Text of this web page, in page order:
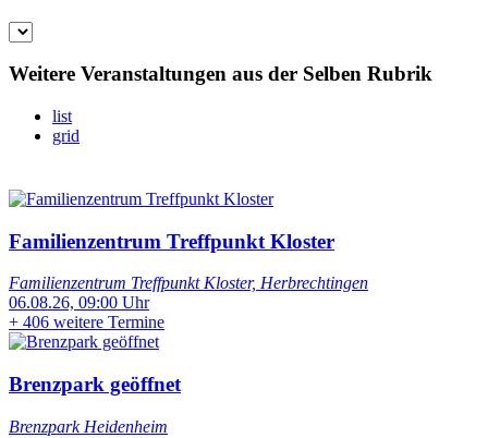
Weitere Veranstaltungen aus der Selben Rubrik
list
grid
Familienzentrum Treffpunkt Kloster
Familienzentrum Treffpunkt Kloster, Herbrechtingen
06.08.26, 09:00 Uhr
+ 406 weitere Termine
Brenzpark geöffnet
Brenzpark Heidenheim